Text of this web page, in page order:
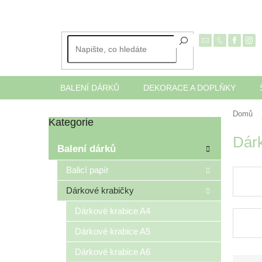
BALENÍ DÁRKŮ DEKORACE A DOPLŇKY
Domů
P
Přeskočit
Kategorie
Balení dárků
Balicí papír
Dárkové krabičky
Dárkové krabice A4
Dárkové krabice A5
Dárkové krabice A6